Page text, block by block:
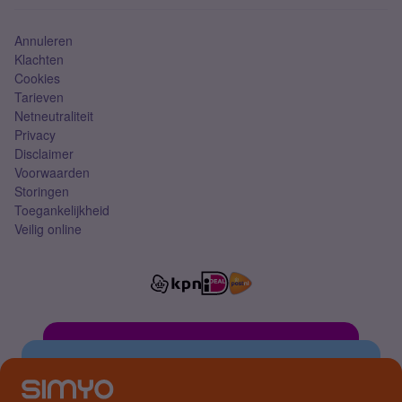
Annuleren
Klachten
Cookies
Tarieven
Netneutraliteit
Privacy
Disclaimer
Voorwaarden
Storingen
Toegankelijkheid
Veilig online